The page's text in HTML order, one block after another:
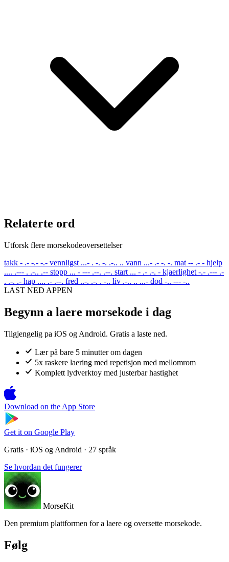
Relaterte ord
Utforsk flere morsekodeoversettelser
takk - .- -.- -.- vennligst ...- . -. -. .-.. .. vann ...- .- -. -. mat -- .- - hjelp
.... .--- . .-.. .-- stopp ... - --- .--. .--. start ... - .- .-. - kjaerlighet -.- .--- .-
. .-. .- hap .... .- .--. fred ..-. .-. . -.. liv .-.. .. ...- dod -.. --- -..
LAST NED APPEN
Begynn a laere morsekode i dag
Tilgjengelig pa iOS og Android. Gratis a laste ned.
Lær på bare 5 minutter om dagen
5x raskere laering med repetisjon med mellomrom
Komplett lydverktoy med justerbar hastighet
Download on the App Store
Get it on Google Play
Gratis · iOS og Android · 27 språk
Se hvordan det fungerer
MorseKit
Den premium plattformen for a laere og oversette morsekode.
Følg